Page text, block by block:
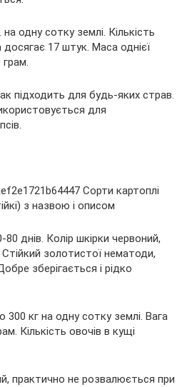
одну сотку землі. Кількість
17 штук. Маса однієї
підходить для будь-яких страв.
для
днів. Колір шкірки червоний,
Стійкий золотистої нематоди,
зберігається і рідко
кг на одну сотку землі. Вага
Кількість овочів в кущі
практично не розвалюється при